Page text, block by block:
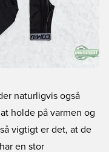
naturligvis også
holde på varmen og
vigtigt er det, at de
en stor